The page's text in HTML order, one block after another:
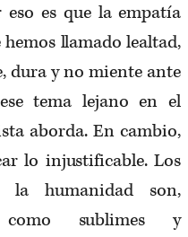
es que la empatía
hemos llamado lealtad,
dura y no miente ante
tema lejano en el
aborda. En cambio,
lo injustificable. Los
la humanidad son,
como sublimes y